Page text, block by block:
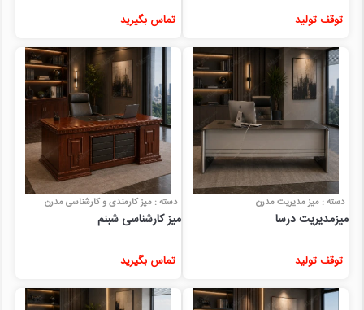
توقف تولید تماس بگیرید
دسته : میز مدیریت مدرن
میزمدیریت درسا
توقف تولید
دسته : میز کارمندی و کارشناسی مدرن
میز کارشناسی شبنم
تماس بگیرید